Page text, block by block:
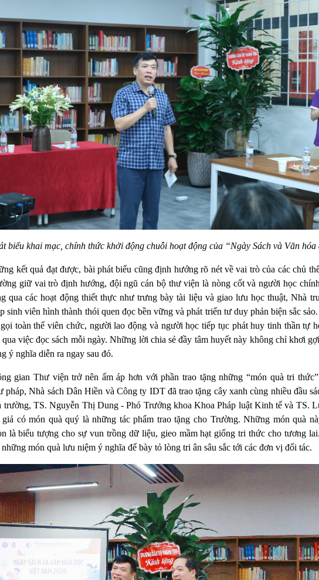
biểu khai mạc, chính thức khởi động chuỗi hoạt động của “Ngày Sách và Văn
kết quả đạt được, bài phát biểu cũng định hướng rõ nét về vai trò của các chủ
giữ vai trò định hướng, đội ngũ cán bộ thư viện là nòng cốt và người học
qua các hoạt động thiết thực như trưng bày tài liệu và giao lưu học thuật, Nhà
sinh viên hình thành thói quen đọc bền vững và phát triển tư duy phản biện sắc
toàn thể viên chức, người lao động và người học tiếp tục phát huy tinh thần tự
việc đọc sách mỗi ngày. Những lời chia sẻ đầy tâm huyết này không chỉ khơi
ý nghĩa diễn ra ngay sau đó.
gian Thư viện trở nên ấm áp hơn với phần trao tặng những “món quà tri
pháp, Nhà sách Dân Hiền và Công ty IDT đã trao tặng cây xanh cùng nhiều đầu
trường, TS. Nguyễn Thị Dung - Phó Trưởng khoa Khoa Pháp luật Kinh tế và TS.
có món quà quý là những tác phẩm trao tặng cho Trường. Những món quà
là biểu tượng cho sự vun trồng dữ liệu, gieo mầm hạt giống tri thức cho tương
món quà lưu niệm ý nghĩa để bày tỏ lòng tri ân sâu sắc tới các đơn vị đối tác.